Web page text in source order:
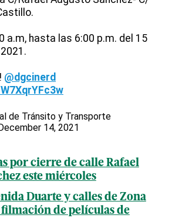
a.m, hasta las 6:00 p.m. del 15
@dgcinerd
de Tránsito y Transporte
14, 2021
por cierre de calle Rafael
este miércoles
Duarte y calles de Zona
de películas de